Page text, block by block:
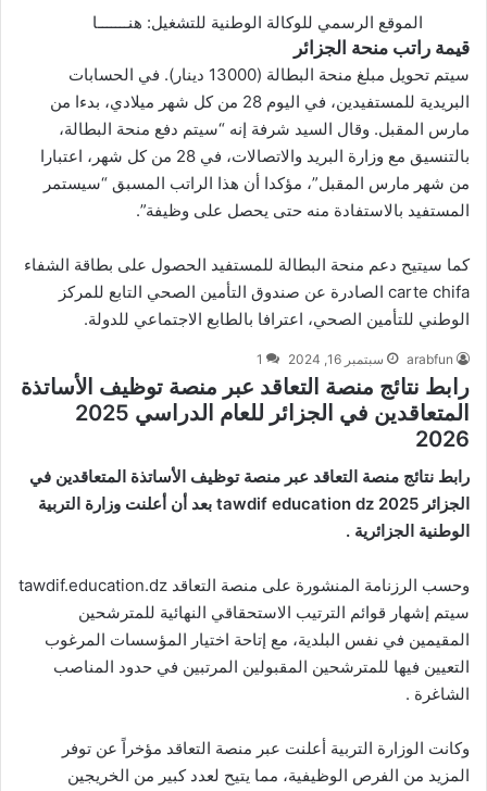
الموقع الرسمي للوكالة الوطنية للتشغيل: هنـــــــا
قيمة راتب منحة الجزائر
سيتم تحويل مبلغ منحة البطالة (13000 دينار). في الحسابات
البريدية للمستفيدين، في اليوم 28 من كل شهر ميلادي، بدءا من
مارس المقبل. وقال السيد شرفة إنه “سيتم دفع منحة البطالة،
بالتنسيق مع وزارة البريد والاتصالات، في 28 من كل شهر، اعتبارا
من شهر مارس المقبل”، مؤكدا أن هذا الراتب المسبق “سيستمر
المستفيد بالاستفادة منه حتى يحصل على وظيفة”.
كما سيتيح دعم منحة البطالة للمستفيد الحصول على بطاقة الشفاء
carte chifa الصادرة عن صندوق التأمين الصحي التابع للمركز
الوطني للتأمين الصحي، اعترافا بالطابع الاجتماعي للدولة.
arabfun سبتمبر 16, 2024 1
رابط نتائج منصة التعاقد عبر منصة توظيف الأساتذة
المتعاقدين في الجزائر للعام الدراسي 2025
2026
رابط نتائج منصة التعاقد عبر منصة توظيف الأساتذة المتعاقدين في
الجزائر tawdif education dz 2025 بعد أن أعلنت وزارة التربية
الوطنية الجزائرية .
وحسب الرزنامة المنشورة على منصة التعاقد tawdif.education.dz
سيتم إشهار قوائم الترتيب الاستحقاقي النهائية للمترشحين
المقيمين في نفس البلدية، مع إتاحة اختيار المؤسسات المرغوب
التعيين فيها للمترشحين المقبولين المرتبين في حدود المناصب
الشاغرة .
وكانت الوزارة التربية أعلنت عبر منصة التعاقد مؤخراً عن توفر
المزيد من الفرص الوظيفية، مما يتيح لعدد كبير من الخريجين